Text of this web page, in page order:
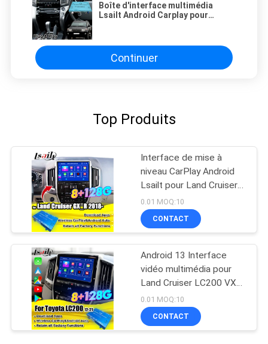
Boîte d'interface multimédia
Lsailt Android Carplay pour
Continuer
Top Produits
Interface de mise à
niveau CarPlay Android
Lsailt pour Land Cruiser
GX_R GXR 2020-2021
Boîte de navigation GPS,
Module Android Auto
0.01 MOQ:10
CONTACT
Android 13 Interface
vidéo multimédia pour
Land Cruiser LC200 VXR
VX GXL Sahara V8 2013-
2021 Mise à niveau de
l'écran OEM avec CarPlay
0.01 MOQ:10
CONTACT